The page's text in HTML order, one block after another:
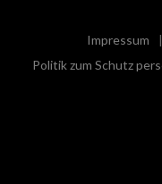
Impressum
Politik zum Schutz